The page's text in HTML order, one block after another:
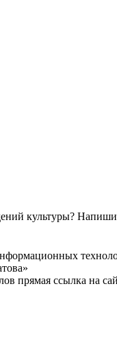
культуры?
прямая ссылка на